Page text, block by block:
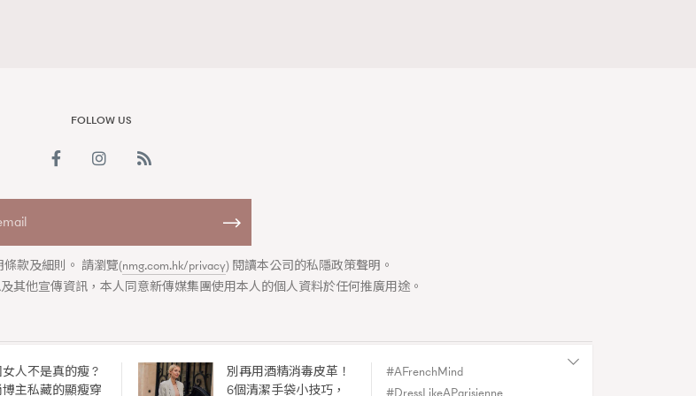
FOLLOW US
款及細則。 請瀏覽(nmg.com.hk/privacy) 閱讀本公司的私隱政策聲明。
其他宣傳資訊，本人同意新傳媒集團使用本人的個人資料於任何推廣用途。
OPPORTUNITY DISCLAIMER
PRIVACY
人不是真的瘦 ?
主私藏的顯瘦穿
別再用酒精消毒皮革！
6個清潔手袋小技巧，
AFrenchMind